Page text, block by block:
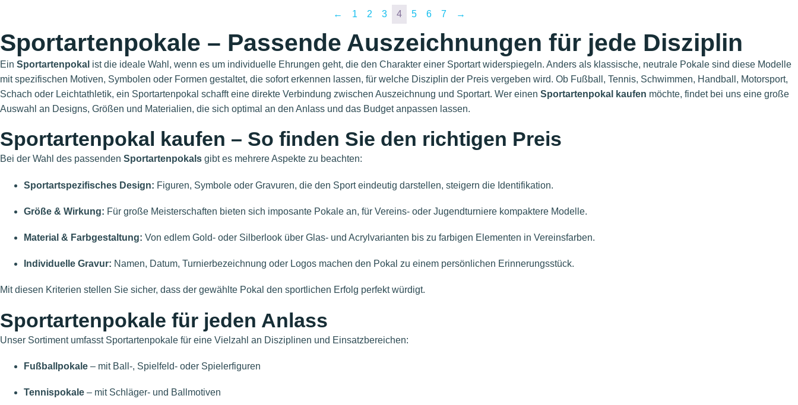
← 1 2 3 4 5 6 7 →
Sportartenpokale – Passende Auszeichnungen für jede Disziplin
Ein Sportartenpokal ist die ideale Wahl, wenn es um individuelle Ehrungen geht, die den Charakter einer Sportart widerspiegeln. Anders als klassische, neutrale Pokale sind diese Modelle
mit spezifischen Motiven, Symbolen oder Formen gestaltet, die sofort erkennen lassen, für welche Disziplin der Preis vergeben wird. Ob Fußball, Tennis, Schwimmen, Handball, Motorsport,
Schach oder Leichtathletik, ein Sportartenpokal schafft eine direkte Verbindung zwischen Auszeichnung und Sportart. Wer einen Sportartenpokal kaufen möchte, findet bei uns eine große
Auswahl an Designs, Größen und Materialien, die sich optimal an den Anlass und das Budget anpassen lassen.
Sportartenpokal kaufen – So finden Sie den richtigen Preis
Bei der Wahl des passenden Sportartenpokals gibt es mehrere Aspekte zu beachten:
Sportartspezifisches Design: Figuren, Symbole oder Gravuren, die den Sport eindeutig darstellen, steigern die Identifikation.
Größe & Wirkung: Für große Meisterschaften bieten sich imposante Pokale an, für Vereins- oder Jugendturniere kompaktere Modelle.
Material & Farbgestaltung: Von edlem Gold- oder Silberlook über Glas- und Acrylvarianten bis zu farbigen Elementen in Vereinsfarben.
Individuelle Gravur: Namen, Datum, Turnierbezeichnung oder Logos machen den Pokal zu einem persönlichen Erinnerungsstück.
Mit diesen Kriterien stellen Sie sicher, dass der gewählte Pokal den sportlichen Erfolg perfekt würdigt.
Sportartenpokale für jeden Anlass
Unser Sortiment umfasst Sportartenpokale für eine Vielzahl an Disziplinen und Einsatzbereichen:
Fußballpokale – mit Ball-, Spielfeld- oder Spielerfiguren
Tennispokale – mit Schläger- und Ballmotiven